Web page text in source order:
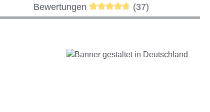
BewertungenDurchschnittliche Bewertung
(37)